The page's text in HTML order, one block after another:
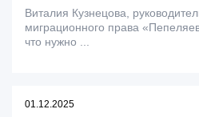
Виталия Кузнецова,
миграционного права
что нужно ...
01.12.2025